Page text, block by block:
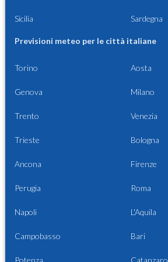
Sicilia Sardegna
Previsioni meteo per le città italiane
Torino Aosta
Genova Milano
Trento Venezia
Trieste Bologna
Ancona Firenze
Perugia Roma
Napoli L'Aquila
Campobasso Bari